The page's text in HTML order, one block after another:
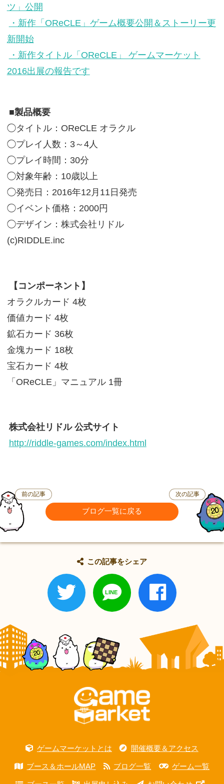
ツ」公開
・新作「OReCLE」ゲーム概要公開＆ストーリー更
新開始
・新作タイトル「OReCLE」 ゲームマーケット
2016出展の報告です
■製品概要
◯タイトル：OReCLE オラクル
◯プレイ人数：3～4人
◯プレイ時間：30分
◯対象年齢：10歳以上
◯発売日：2016年12月11日発売
◯イベント価格：2000円
◯デザイン：株式会社リドル
(c)RIDDLE.inc
【コンポーネント】
オラクルカード 4枚
価値カード 4枚
鉱石カード 36枚
金塊カード 18枚
宝石カード 4枚
「OReCLE」マニュアル 1冊
株式会社リドル 公式サイト
http://riddle-games.com/index.html
前の記事
ブログ一覧に戻る
次の記事
この記事をシェア
ゲームマーケットとは 開催概要＆アクセス
ブース＆ホールMAP ブログ一覧 ゲーム一覧